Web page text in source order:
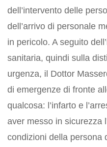
dell’intervento delle
dell’arrivo di personale
in pericolo. A seguito
sanitaria, quindi sulla
urgenza, il Dottor
di emergenze di fronte
qualcosa: l’infarto e
aver messo in sicurezza
condizioni della persona